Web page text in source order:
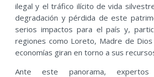
ilegal y el tráfico ilícito de vida
degradación y pérdida de este
serios impactos para el país y,
regiones como Loreto, Madre de Dios
economías giran en torno a sus
Ante este panorama, expertos